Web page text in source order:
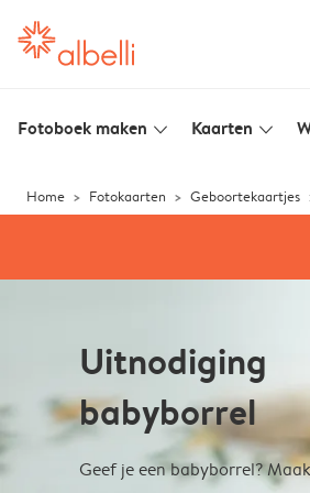
Fotoboek maken slim_arrow_down Kaarten slim_arrow_down
Home Fotokaarten Geboortekaartjes
Uitnodiging
babyborrel
Geef je een babyborrel?